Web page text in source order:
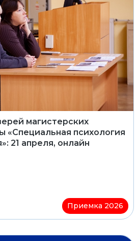
магистерских
«Специальная психология
21 апреля, онлайн
Приемка 2026